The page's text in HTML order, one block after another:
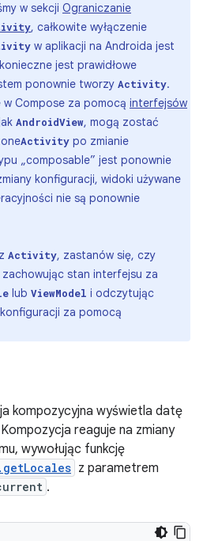
w sekcji Ograniczanie
, całkowite wyłączenie
w aplikacji na Androida jest
jest prawidłowe
ponownie tworzy Activity.
Compose za pomocą interfejsów
AndroidView, mogą zostać
Activity po zmianie
„composable” jest ponownie
konfiguracji, widoki używane
nie są ponownie
Activity, zastanów się, czy
stan interfejsu za
lub ViewModel i odczytując
za pomocą
kompozycyjna wyświetla datę
reaguje na zmiany
wywołując funkcję
z parametrem
.